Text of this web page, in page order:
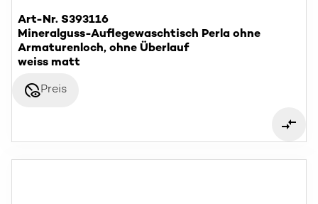
Art-Nr. S393116
Mineralguss-Auflegewaschtisch Perla ohne
Armaturenloch, ohne Überlauf
weiss matt
disabled_visiblePreis